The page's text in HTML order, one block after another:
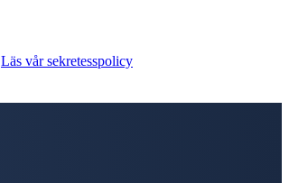
Läs vår sekretesspolicy